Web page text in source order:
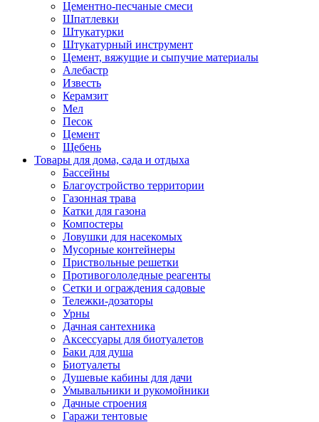
Цементно-песчаные смеси
Шпатлевки
Штукатурки
Штукатурный инструмент
Цемент, вяжущие и сыпучие материалы
Алебастр
Известь
Керамзит
Мел
Песок
Цемент
Щебень
Товары для дома, сада и отдыха
Бассейны
Благоустройство территории
Газонная трава
Катки для газона
Компостеры
Ловушки для насекомых
Мусорные контейнеры
Приствольные решетки
Противогололедные реагенты
Сетки и ограждения садовые
Тележки-дозаторы
Урны
Дачная сантехника
Аксессуары для биотуалетов
Баки для душа
Биотуалеты
Душевые кабины для дачи
Умывальники и рукомойники
Дачные строения
Гаражи тентовые